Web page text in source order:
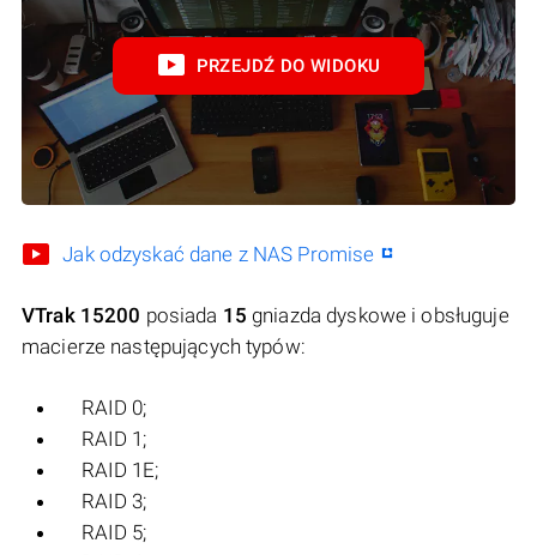
PRZEJDŹ DO WIDOKU
Jak odzyskać dane z NAS Promise
VTrak 15200 posiada 15 gniazda dyskowe i obsługuje
macierze następujących typów:
RAID 0;
RAID 1;
RAID 1E;
RAID 3;
RAID 5;